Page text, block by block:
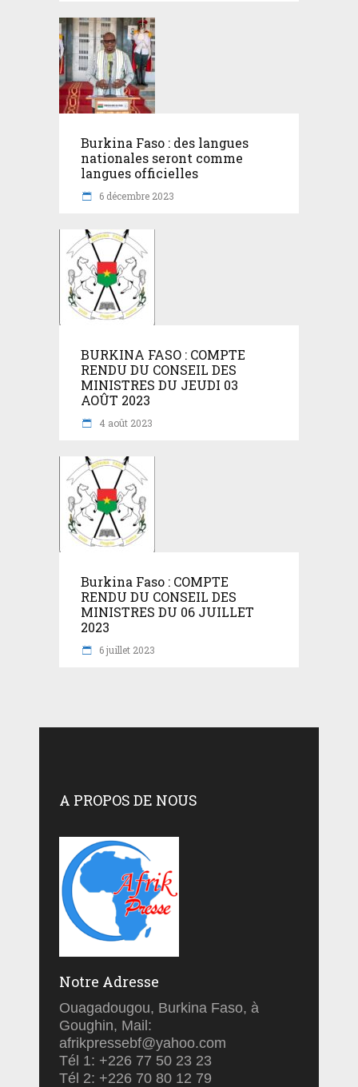
Burkina Faso : des langues
nationales seront comme
langues officielles
6 décembre 2023
BURKINA FASO : COMPTE
RENDU DU CONSEIL DES
MINISTRES DU JEUDI 03
AOÛT 2023
4 août 2023
Burkina Faso : COMPTE
RENDU DU CONSEIL DES
MINISTRES DU 06 JUILLET
2023
6 juillet 2023
A PROPOS DE NOUS
Notre Adresse
Ouagadougou, Burkina Faso, à
Goughin, Mail:
afrikpressebf@yahoo.com
Tél 1: +226 77 50 23 23
Tél 2: +226 70 80 12 79